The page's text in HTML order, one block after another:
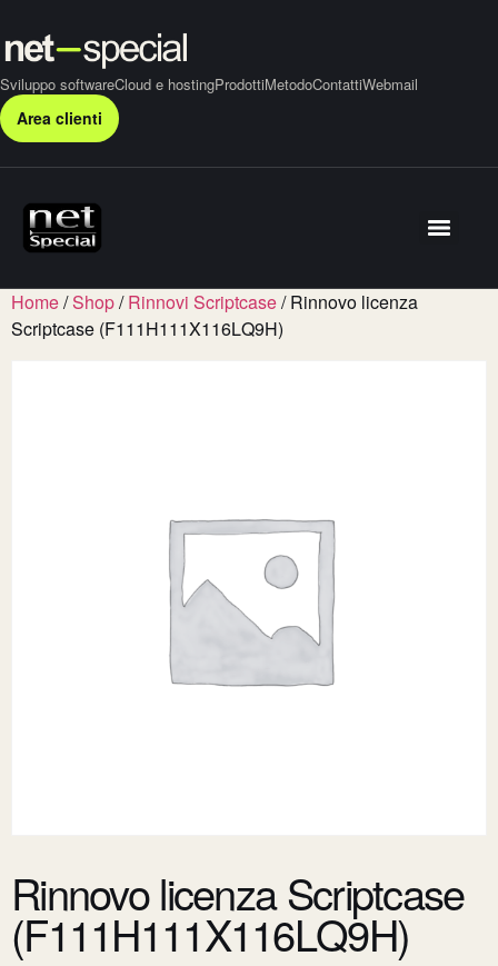
Sviluppo softwareCloud e hostingProdottiMetodoContattiWebmail
Area clienti
Home/Shop/Rinnovi Scriptcase/ Rinnovo licenza
Scriptcase (F111H111X116LQ9H)
Rinnovo licenza Scriptcase
(F111H111X116LQ9H)